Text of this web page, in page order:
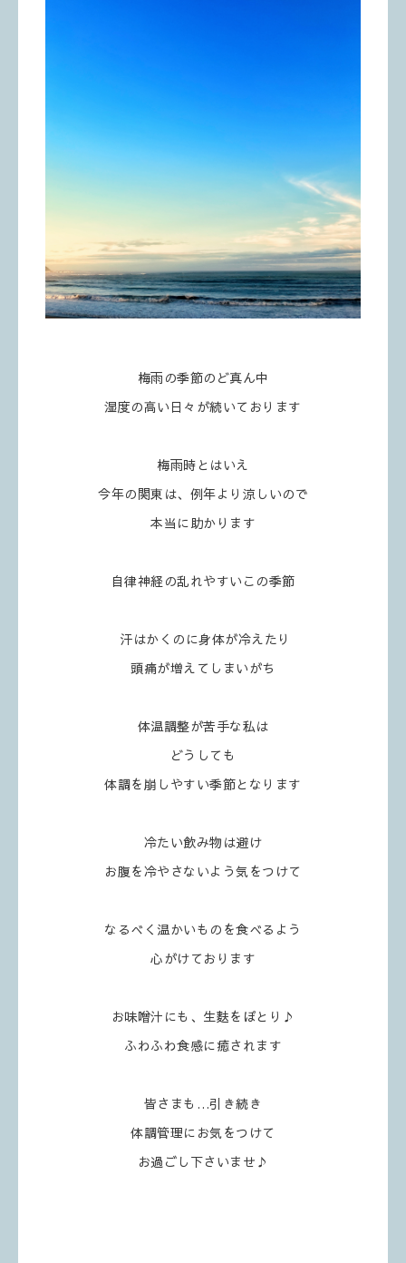
梅雨の季節のど真ん中
湿度の高い日々が続いております
梅雨時とはいえ
今年の関東は、例年より涼しいので
本当に助かります
自律神経の乱れやすいこの季節
汗はかくのに身体が冷えたり
頭痛が増えてしまいがち
体温調整が苦手な私は
どうしても
体調を崩しやすい季節となります
冷たい飲み物は避け
お腹を冷やさないよう気をつけて
なるべく温かいものを食べるよう
心がけております
お味噌汁にも、生麩をぽとり♪
ふわふわ食感に癒されます
皆さまも…引き続き
体調管理にお気をつけて
お過ごし下さいませ♪